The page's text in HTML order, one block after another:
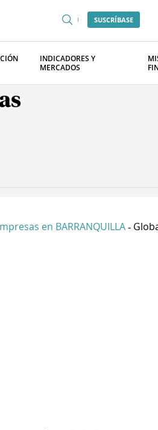
SUSCRÍBASE
INDICADORES Y
MERCADOS
en BARRANQUILLA -